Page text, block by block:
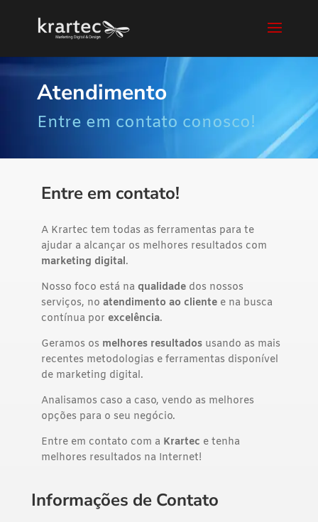
Atendimento
Entre em contato conosco!
Entre em contato!
A Krartec tem todas as ferramentas para te
ajudar a alcançar os melhores resultados com
marketing digital.
Nosso foco está na qualidadedos nossos
serviços, no atendimento ao clientee na busca
contínua por excelência.
Geramos os melhores resultadosusando as mais
recentes metodologias e ferramentas disponível
de marketing digital.
Analisamos caso a caso, vendo as melhores
opções para o seu negócio.
Entre em contato com a Krartec e tenha
melhores resultados na Internet!
Informações de Contato